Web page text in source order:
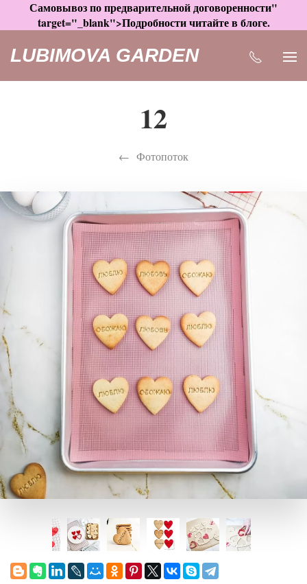
Самовывоз по предварительной договоренности"
target="_blank">Подробности читайте в блоге.
LUBIMOVA GARDEN
12
Фотопоток